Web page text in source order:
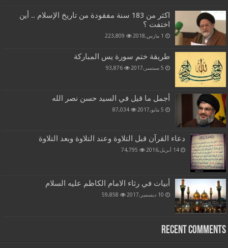
اكثر من 183 سنة مفقودة من تاريخ الإسلام .. أين
اختفت ؟
1 مارس,2018 223,809
طريقة ختم سورة يس المباركة
5 سبتمبر,2017 93,876
أجمل ما قيل في السيد حسن نصر الله
5 مايو,2017 87,034
دعاء القرآن قبل التلاوة وعند التلاوة وبعد التلاوة
14 أبريل,2016 74,795
أبيات في رثاء الامام الكاظم عليه السلام
10 ديسمبر,2017 59,858
Recent Comments